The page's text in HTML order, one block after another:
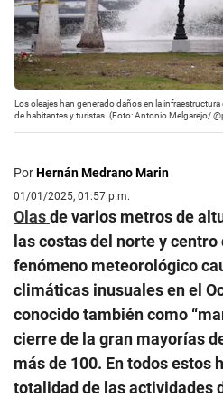
Los oleajes han generado daños en la
de habitantes y turistas. (Foto: Antonio Melgarejo/
PorHernán Medrano Marin
01/01/2025, 01:57 p.m.
Olasde varios metros de
las costas del norte y centro
fenómeno meteorológico
climáticas inusuales en el
conocido también como
cierre de la gran mayorías
más de 100. En todos estos
totalidad de las actividades